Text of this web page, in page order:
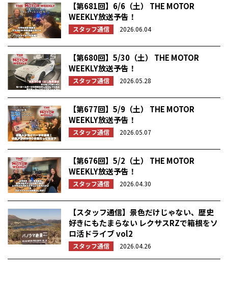
【第681回】6/6（土） THE MOTOR
WEEKLY放送予告！
スタッフ通信 2026.06.04
【第680回】5/30（土） THE MOTOR
WEEKLY放送予告！
スタッフ通信 2026.05.28
【第677回】5/9（土） THE MOTOR
WEEKLY放送予告！
スタッフ通信 2026.05.07
【第676回】5/2（土） THE MOTOR
WEEKLY放送予告！
スタッフ通信 2026.04.30
【スタッフ通信】景色だけじゃない、歴史
好きにもたまらない レクサスRZで箱根をソ
ロ活ドライブ vol2
スタッフ通信 2026.04.26